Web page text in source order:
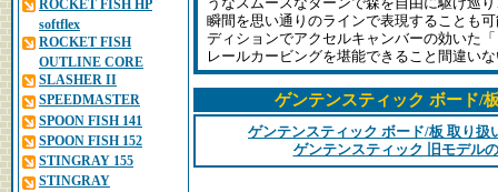
ROCKET FISH HP
softflex
ROCKET FISH
OUTLINE CORE
SLASHER II
SPEEDMASTER
SPOON FISH 141
SPOON FISH 152
STINGRAY 155
STINGRAY
うなスムースなターンで森を自由に駆け巡
瞬間を思い通りのラインで表現することも
ディションでアクセルキャンバーの効いた
レールカービングを堪能できること間違い
ゲンテンスティック ボード/
ゲンテンスティック ボード/板 取り扱
ゲンテンスティック 旧モデル